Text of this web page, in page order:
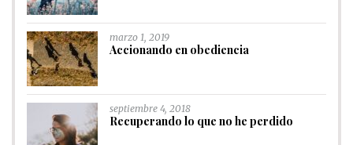
marzo 1, 2019
Accionando en obediencia
septiembre 4, 2018
Recuperando lo que no he perdido